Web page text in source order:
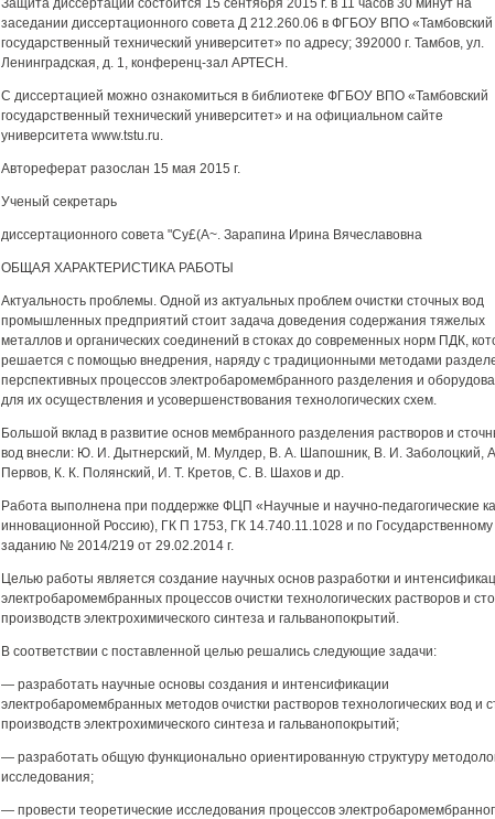
Защита диссертации состоится 15 сентября 2015 г. в 11 часов 30 минут на
заседании диссертационного совета Д 212.260.06 в ФГБОУ ВПО «Тамбовский
государственный технический университет» по адресу; 392000 г. Тамбов, ул.
Ленинградская, д. 1, конференц-зал АРТЕСН.
С диссертацией можно ознакомиться в библиотеке ФГБОУ ВПО «Тамбовский
государственный технический университет» и на официальном сайте
университета www.tstu.ru.
Автореферат разослан 15 мая 2015 г.
Ученый секретарь
диссертационного совета "Су£(А~. Зарапина Ирина Вячеславовна
ОБЩАЯ ХАРАКТЕРИСТИКА РАБОТЫ
Актуальность проблемы. Одной из актуальных проблем очистки сточных вод
промышленных предприятий стоит задача доведения содержания тяжелых
металлов и органических соединений в стоках до современных норм ПДК,
решается с помощью внедрения, наряду с традиционными методами
перспективных процессов электробаромембранного разделения и
для их осуществления и усовершенствования технологических схем.
Большой вклад в развитие основ мембранного разделения растворов и
вод внесли: Ю. И. Дытнерский, М. Мулдер, В. А. Шапошник, В. И. Заболоцкий,
Первов, К. К. Полянский, И. Т. Кретов, С. В. Шахов и др.
Работа выполнена при поддержке ФЦП «Научные и научно-педагогические
инновационной Россию), ГК П 1753, ГК 14.740.11.1028 и по Государственному
заданию № 2014/219 от 29.02.2014 г.
Целью работы является создание научных основ разработки и
электробаромембранных процессов очистки технологических растворов и
производств электрохимического синтеза и гальванопокрытий.
В соответствии с поставленной целью решались следующие задачи:
— разработать научные основы создания и интенсификации
электробаромембранных методов очистки растворов технологических вод и
производств электрохимического синтеза и гальванопокрытий;
— разработать общую функционально ориентированную структуру
исследования;
— провести теоретические исследования процессов